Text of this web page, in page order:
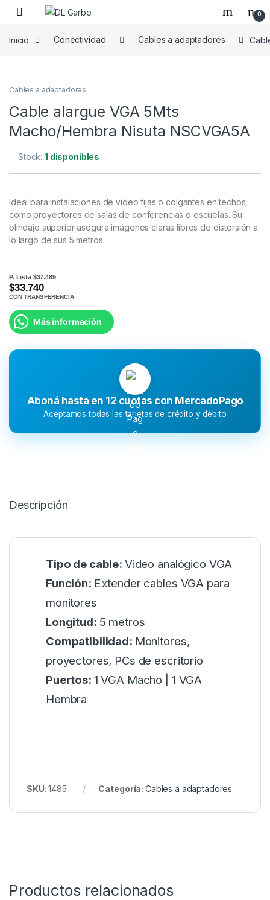
0
Inicio Conectividad Cables a adaptadores
Cables a adaptadores
Cable alargue VGA 5Mts
Macho/Hembra Nisuta NSCVGA5A
Stock:1 disponibles
Ideal para instalaciones de video fijas o colgantes en techos,
como proyectores de salas de conferencias o escuelas. Su
blindaje superior asegura imágenes claras libres de distorsión a
lo largo de sus 5 metros.
P. Lista$37.489
$33.740
CON TRANSFERENCIA
Más información
Aboná hasta en 12 cuotas con MercadoPago
Aceptamos todas las tarjetas de crédito y débito
Descripción
Tipo de cable: Video analógico VGA
Función: Extender cables VGA para
monitores
Longitud: 5 metros
Compatibilidad: Monitores,
proyectores, PCs de escritorio
Puertos: 1 VGA Macho | 1 VGA
Hembra
SKU:1485 Categoría: Cables a adaptadores
Productos relacionados